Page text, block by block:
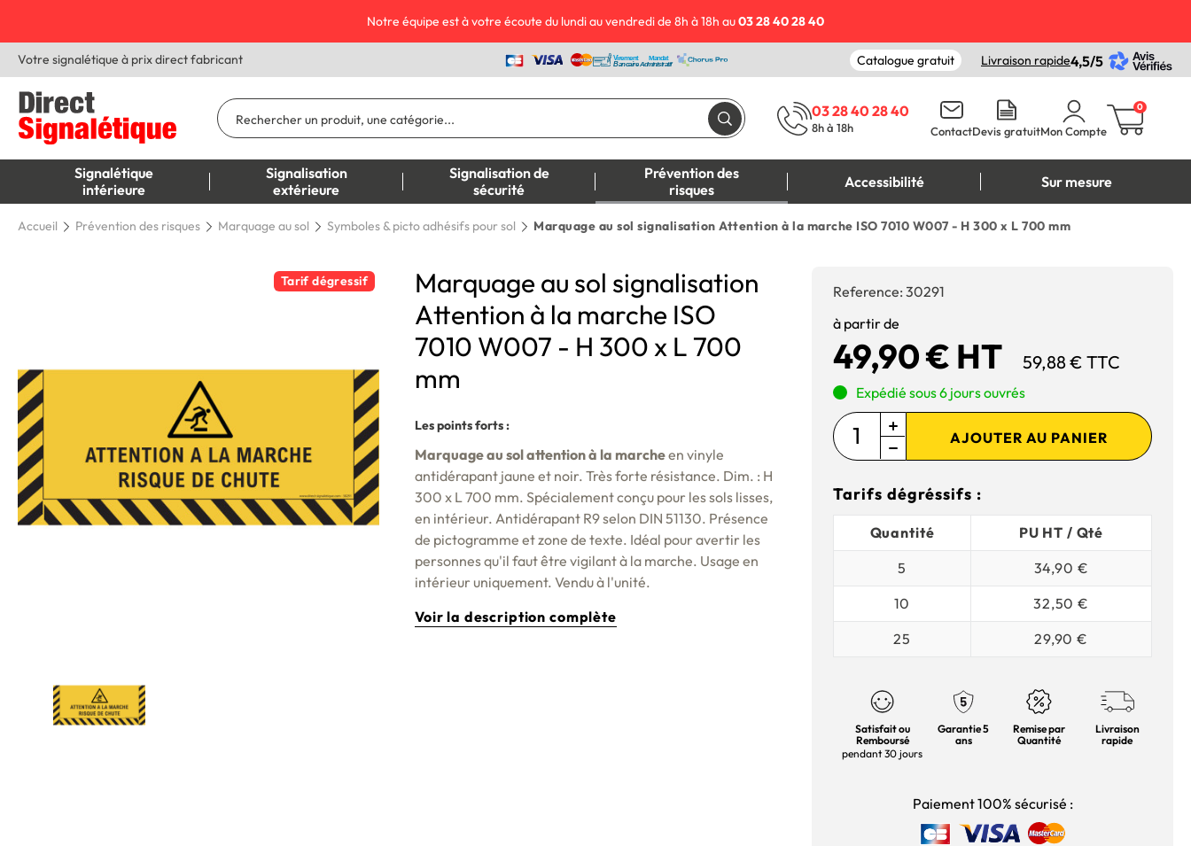
Notre équipe est à votre écoute du lundi au vendredi de 8h à 18h au03 28 40 28 40
Votre signalétique à prix direct fabricant Catalogue gratuit Livraison rapide4,5/5
03 28 40 28 40
8h à 18h ContactDevis gratuitMon Compte
0
Signalétique
intérieure
Signalisation
extérieure
Signalisation de
sécurité
Prévention des
risques
Accessibilité Sur mesure
Accueil Prévention des risques Marquage au sol Symboles & picto adhésifs pour sol Marquage au sol signalisation Attention à la marche ISO 7010 W007 - H 300 x L 700 mm
Tarif dégressif
Marquage au sol signalisation
Attention à la marche ISO
7010 W007 - H 300 x L 700
mm
Les points forts :
Marquage au sol attention à la marcheen vinyle
antidérapant jaune et noir. Très forte résistance. Dim. : H
300 x L 700 mm. Spécialement conçu pour les sols lisses,
en intérieur. Antidérapant R9 selon DIN 51130. Présence
de pictogramme et zone de texte. Idéal pour avertir les
personnes qu'il faut être vigilant à la marche. Usage en
intérieur uniquement. Vendu à l'unité.
Voir la description complète
Reference: 30291
à partir de
49,90 € HT 59,88 € TTC
Expédié sous 6 jours ouvrés
AJOUTER AU PANIER
Tarifs dégréssifs :
Quantité
PU HT / Qté
5
34,90 €
10
32,50 €
25
29,90 €
Satisfait ou
Remboursé
pendant 30 jours
Garantie 5
ans
Remise par
Quantité
Livraison
rapide
Paiement 100% sécurisé :